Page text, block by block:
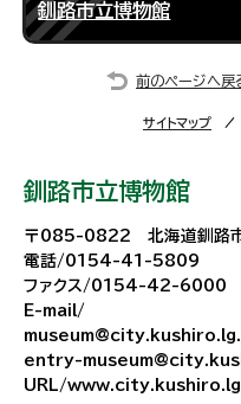
釧路市立博物館
前のページへ戻
サイトマップ
釧路市立博物館
〒085-0822 北海道釧路
電話/0154-41-5809
ファクス/0154-42-6000
E-mail/
entry-
URL/